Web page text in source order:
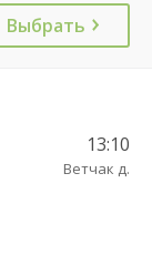
Выбрать
13:10
Ветчак д.